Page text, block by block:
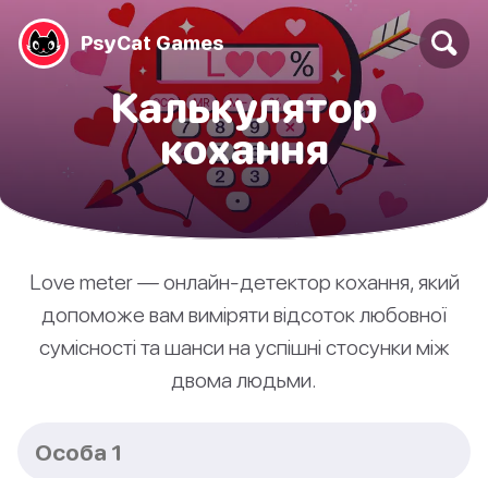
PsyCat Games
Калькулятор
кохання
Love meter — онлайн-детектор кохання, який
допоможе вам виміряти відсоток любовної
сумісності та шанси на успішні стосунки між
двома людьми.